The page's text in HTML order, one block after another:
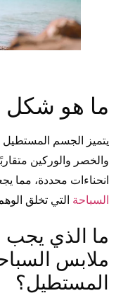
ما هو شكل
يتميز الجسم
والخصر والوركين
انحناءات محددة، مما
السباحة التي تخلق
ما الذي يجب
ملابس
المستطيل؟